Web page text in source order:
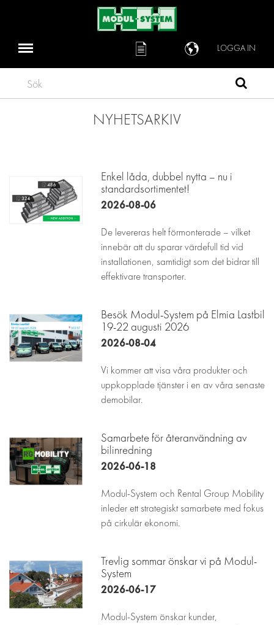
LOGGA IN
Sök
NYHETSARKIV
Enkel låda, dubbel nytta – nu i
standardsortimentet!
2026-08-06
De levereras helt förmonterade – vilket
innebär att du sparar värdefull tid vid
installationen, samtidigt som det bidrar till
effektivare transporter.
Besök Modul-System på Elmia Lastbil
19-22 augusti 2026
2026-08-04
Vi kommer att visa våra produkter och
uppkopplade tjänster i en av våra senaste
demobilar.
Samarbete för återanvändning av
bilinredning
2026-06-18
Modul-System och Rental Group Mobility
inleder ett strategiskt samarbete med fokus
på cirkulär ekonomi.
Trevlig sommar önskar vi på Modul-
System
2026-06-17
Modul-System önskar kunder,